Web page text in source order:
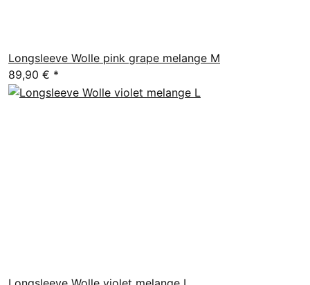
Longsleeve Wolle pink grape melange M
89,90 € *